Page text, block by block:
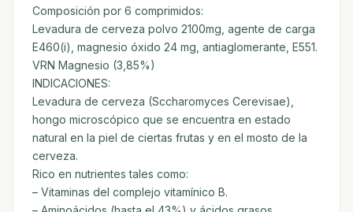
Composición por 6 comprimidos:
Levadura de cerveza polvo 2100mg, agente de carga
E460(i), magnesio óxido 24 mg, antiaglomerante, E551.
VRN Magnesio (3,85%)
INDICACIONES:
Levadura de cerveza (Sccharomyces Cerevisae),
hongo microscópico que se encuentra en estado
natural en la piel de ciertas frutas y en el mosto de la
cerveza.
Rico en nutrientes tales como:
– Vitaminas del complejo vitamínico B.